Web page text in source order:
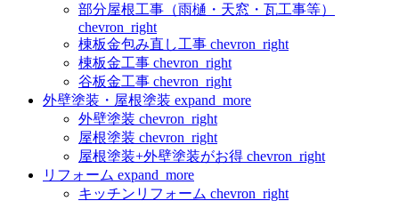
部分屋根工事（雨樋・天窓・瓦工事等）
chevron_right
棟板金包み直し工事 chevron_right
棟板金工事 chevron_right
谷板金工事 chevron_right
外壁塗装・屋根塗装 expand_more
外壁塗装 chevron_right
屋根塗装 chevron_right
屋根塗装+外壁塗装がお得 chevron_right
リフォーム expand_more
キッチンリフォーム chevron_right